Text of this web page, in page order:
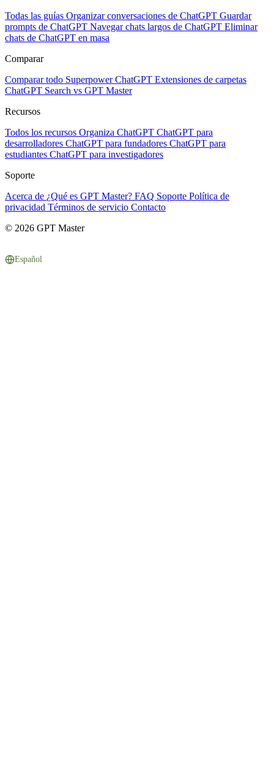
Todas las guías Organizar conversaciones de ChatGPT Guardar
prompts de ChatGPT Navegar chats largos de ChatGPT Eliminar
chats de ChatGPT en masa
Comparar
Comparar todo Superpower ChatGPT Extensiones de carpetas
ChatGPT Search vs GPT Master
Recursos
Todos los recursos Organiza ChatGPT ChatGPT para
desarrolladores ChatGPT para fundadores ChatGPT para
estudiantes ChatGPT para investigadores
Soporte
Acerca de ¿Qué es GPT Master? FAQ Soporte Política de
privacidad Términos de servicio Contacto
© 2026 GPT Master
Español